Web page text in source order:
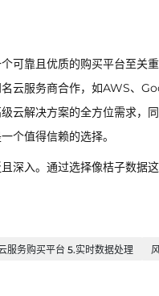
可靠且优质的购买平台至
云服务商合作，如AWS、
云解决方案的全方位需求，
个值得信赖的选择。
深入。通过选择像桔子数据
服务购买平台 5.实时数据处理